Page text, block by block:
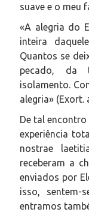
suave e o meu
«A alegria do
inteira
Quantos se
pecado, da
isolamento.
alegria» (Exort.
De tal encontro
experiência
nostrae
receberam a
enviados por
isso, sentem-
entramos